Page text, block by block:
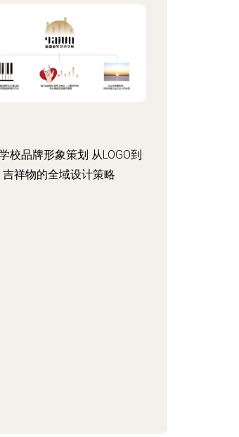
校品牌形象策划 从LOGO到
吉祥物的全域设计策略